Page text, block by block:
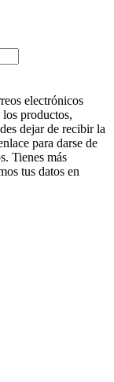
electrónicos
productos,
dejar de recibir la
para darse de
Tienes más
tus datos en